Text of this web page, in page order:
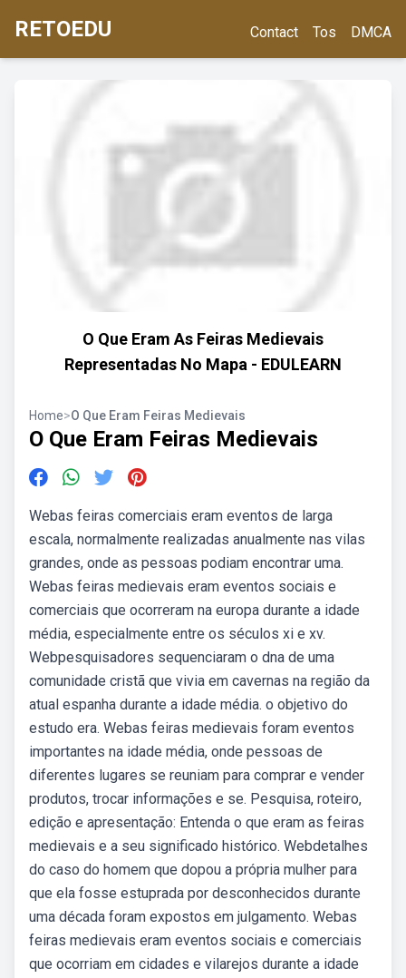
RETOEDU Contact Tos DMCA
O Que Eram As Feiras Medievais
Representadas No Mapa - EDULEARN
Home>O Que Eram Feiras Medievais
O Que Eram Feiras Medievais
Webas feiras comerciais eram eventos de larga
escala, normalmente realizadas anualmente nas vilas
grandes, onde as pessoas podiam encontrar uma.
Webas feiras medievais eram eventos sociais e
comerciais que ocorreram na europa durante a idade
média, especialmente entre os séculos xi e xv.
Webpesquisadores sequenciaram o dna de uma
comunidade cristã que vivia em cavernas na região da
atual espanha durante a idade média. o objetivo do
estudo era. Webas feiras medievais foram eventos
importantes na idade média, onde pessoas de
diferentes lugares se reuniam para comprar e vender
produtos, trocar informações e se. Pesquisa, roteiro,
edição e apresentação: Entenda o que eram as feiras
medievais e a seu significado histórico. Webdetalhes
do caso do homem que dopou a própria mulher para
que ela fosse estuprada por desconhecidos durante
uma década foram expostos em julgamento. Webas
feiras medievais eram eventos sociais e comerciais
que ocorriam em cidades e vilarejos durante a idade